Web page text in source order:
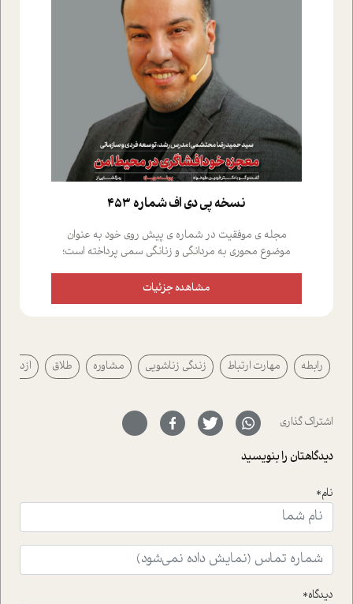
نسخه پي دي اف شماره 453
مجله ی موفقیت در شماره ی پیش روی خود به عنوان
موضوع محوری به مردانگی و زنانگی سمی پرداخته است؛
علیخواه، جامعه شناس در بخش های مختلف تلاش کرده ایم
از دریچه های گوناگون به این موضوع مهم بپردازیم.فصل
پیرامون آن آشنا می کند.در بخش دو فنجان داغ به سراغ افرادی
رفته ایم که موفقیت را در عمل به اثبات رسانده اند؛ سید
حمیدرضا محتشمی که بیست و پنجمین سال فعالیت حرفه
سر نهاده است و نیز کرامت عزیز زاده؛ سفیر صلح و دوستی که
با رکاب زدن در بیش از هفتاد کشور و کاشتن درخت، به نماد
حمایت از محیط زیست و منابع طبیعی تبدیل گشته
است.فصل روایت اجنبی ها در این شماره به دو موضوع
ای که به زندگی شگفت انگیز جین گودال و تاثیرات کاوش های
ایشان در حوزه ی شامپانزه ها بر زندگی امروزی ما نگاهی
افکنده است.فصل اتاق 333 شما را پای صحبت یک تجربه ی
واقعی در ارتباط با اختلال شخصیت اسکزوئید و مشکلات و نیز
راهکارهای حل آن قرار می دهد که در اتاق درمان اتفاق افتاده
مشاهده جزئیات
رابطه مهارت ارتباط زندگی زناشویی مشاوره طلاق ازدواج
اشتراک گذاری
دیدگاهتان را بنویسید
نام*
دیدگاه*